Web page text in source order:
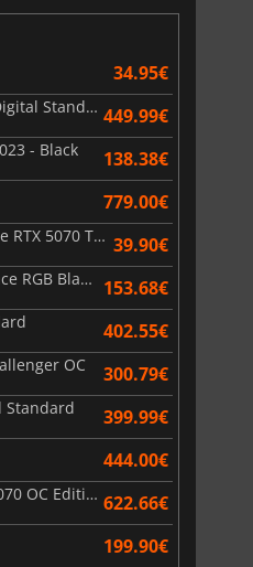
34.95€
PlayStation 5 Slim Digital Standard 449.99€
- Black 138.38€
779.00€
TUF Gaming GeForce RTX 5070 Ti OC White Edition 16GB 39.90€
(2 x 16 GB) Vengeance RGB Black AMD Expo 6000 MHz - CAS 30 153.68€
402.55€
OC 300.79€
Standard 399.99€
444.00€
Prime Radeon RX 9070 OC Edition 16GB 622.66€
199.90€